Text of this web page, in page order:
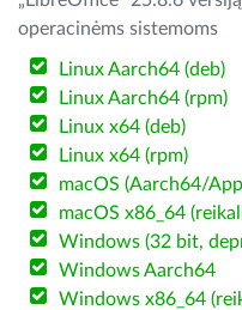
operacinėms sistemoms
Linux Aarch64 (deb)
Linux Aarch64 (rpm)
Linux x64 (deb)
Linux x64 (rpm)
macOS (Aarch64/
macOS x86_64
Windows (32 bit,
Windows Aarch64
Windows x86_64